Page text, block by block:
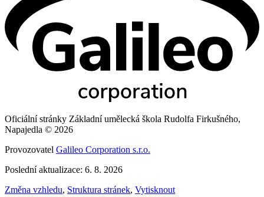
Oficiální stránky Základní umělecká škola Rudolfa Firkušného,
Napajedla © 2026
Provozovatel Galileo Corporation s.r.o.
Poslední aktualizace: 6. 8. 2026
Změna vzhledu, Struktura stránek, Vytisknout